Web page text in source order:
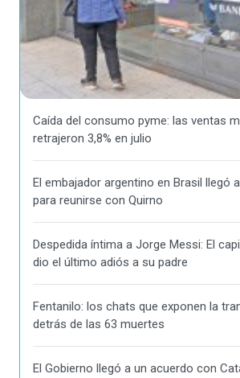
Caída del consumo pyme: las ventas
retrajeron 3,8% en julio
El embajador argentino en Brasil llegó
para reunirse con Quirno
Despedida íntima a Jorge Messi: El
dio el último adiós a su padre
Fentanilo: los chats que exponen la
detrás de las 63 muertes
El Gobierno llegó a un acuerdo con